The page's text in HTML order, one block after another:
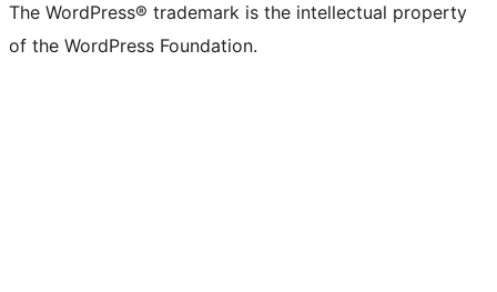
The WordPress® trademark is the intellectual property
of the WordPress Foundation.